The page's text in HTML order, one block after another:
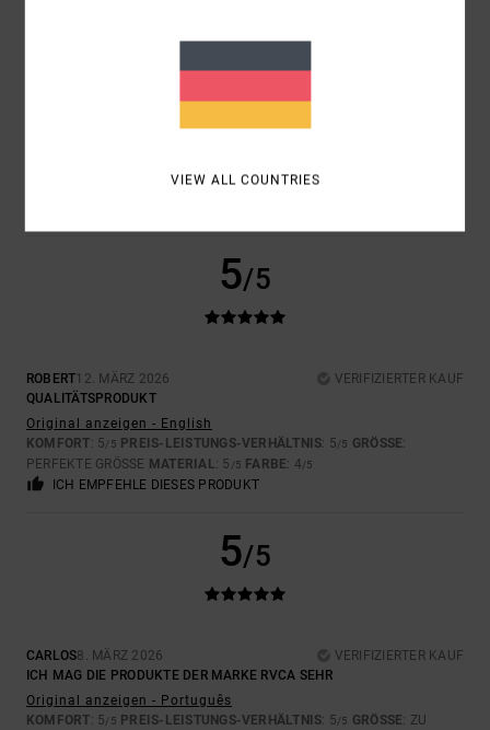
5/5
ROBERT12. MÄRZ 2026
VERIFIZIERTER KAUF
QUALITÄTSPRODUKT
Original anzeigen - English
KOMFORT: 5/5 PREIS-LEISTUNGS-VERHÄLTNIS: 5/5 GRÖSSE :
PERFEKTE GRÖSSE MATERIAL: 5 /5 FARBE: 4/5
ICH EMPFEHLE DIESES PRODUKT
5/5
CARLOS8. MÄRZ 2026
VERIFIZIERTER KAUF
ICH MAG DIE PRODUKTE DER MARKE RVCA SEHR
Original anzeigen - Português
KOMFORT: 5/5 PREIS-LEISTUNGS-VERHÄLTNIS: 5/5 GRÖSSE : ZU
VIEW ALL COUNTRIES